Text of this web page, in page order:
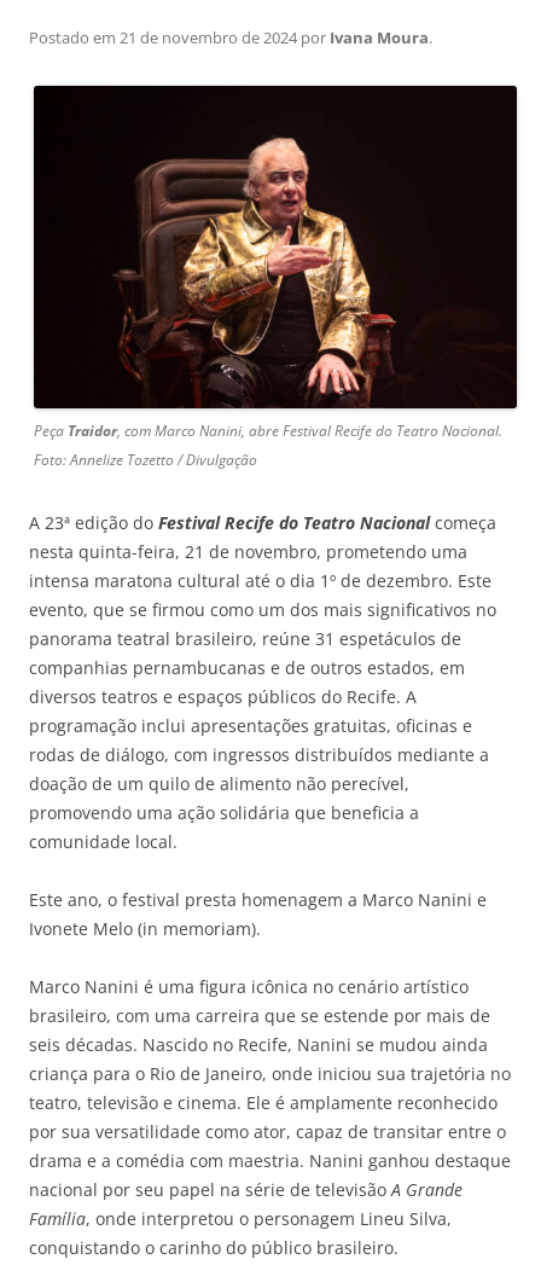
Postado em 21 de novembro de 2024por Ivana Moura.
Peça Traidor, com Marco Nanini, abre Festival Recife do Teatro Nacional.
Foto: Annelize Tozetto / Divulgação
A 23ª edição do Festival Recife do Teatro Nacionalcomeça
nesta quinta-feira, 21 de novembro, prometendo uma
intensa maratona cultural até o dia 1º de dezembro. Este
evento, que se firmou como um dos mais significativos no
panorama teatral brasileiro, reúne 31 espetáculos de
companhias pernambucanas e de outros estados, em
diversos teatros e espaços públicos do Recife. A
programação inclui apresentações gratuitas, oficinas e
rodas de diálogo, com ingressos distribuídos mediante a
doação de um quilo de alimento não perecível,
promovendo uma ação solidária que beneficia a
comunidade local.
Este ano, o festival presta homenagem a Marco Nanini e
Ivonete Melo (in memoriam).
Marco Nanini é uma figura icônica no cenário artístico
brasileiro, com uma carreira que se estende por mais de
seis décadas. Nascido no Recife, Nanini se mudou ainda
criança para o Rio de Janeiro, onde iniciou sua trajetória no
teatro, televisão e cinema. Ele é amplamente reconhecido
por sua versatilidade como ator, capaz de transitar entre o
drama e a comédia com maestria. Nanini ganhou destaque
nacional por seu papel na série de televisão A Grande
Família, onde interpretou o personagem Lineu Silva,
conquistando o carinho do público brasileiro.